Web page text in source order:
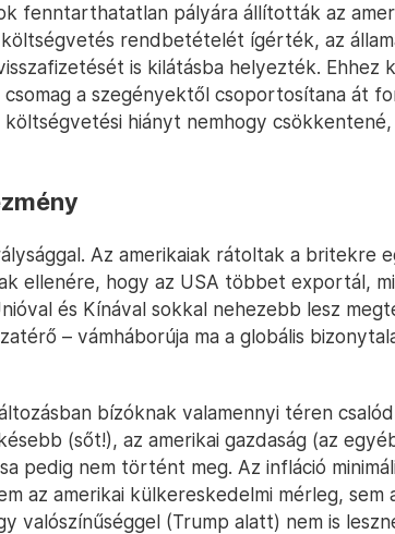
fenntarthatatlan pályára állították az
rendbetételét ígérték, az
is kilátásba helyezték. Ehhez
csomag a szegényektől csoportosítana át
hiányt nemhogy csökkentené,
Az amerikaiak rátoltak a britekre
ellenére, hogy az USA többet exportál,
és Kínával sokkal nehezebb lesz
– vámháborúja ma a globális
bízóknak valamennyi téren
(sőt!), az amerikai gazdaság (az
pedig nem történt meg. Az infláció
az amerikai külkereskedelmi mérleg, sem
valószínűséggel (Trump alatt) nem is